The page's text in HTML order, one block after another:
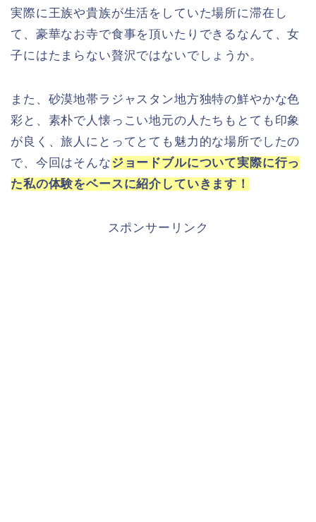
実際に王族や貴族が生活をしていた場所に滞在し
て、豪華なお寺で食事を頂いたりできるなんて、女
子にはたまらない贅沢ではないでしょうか。
また、砂漠地帯ラジャスタン地方独特の鮮やかな色
彩と、素朴で人懐っこい地元の人たちもとても印象
が良く、旅人にとってとても魅力的な場所でしたの
で、今回はそんなジョードブルについて実際に行っ
た私の体験をベースに紹介していきます！
スポンサーリンク